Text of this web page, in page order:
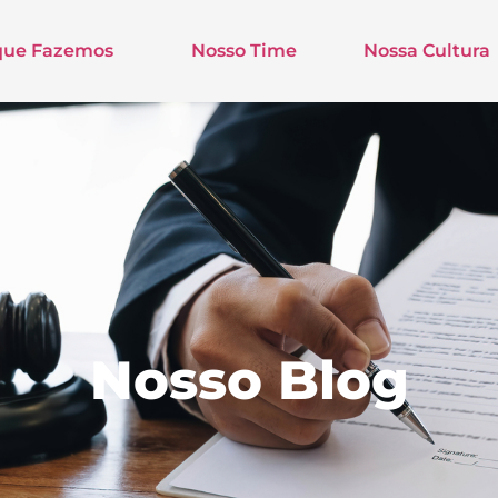
Fazemos Nosso Time Nossa Cultura
Nosso Blog